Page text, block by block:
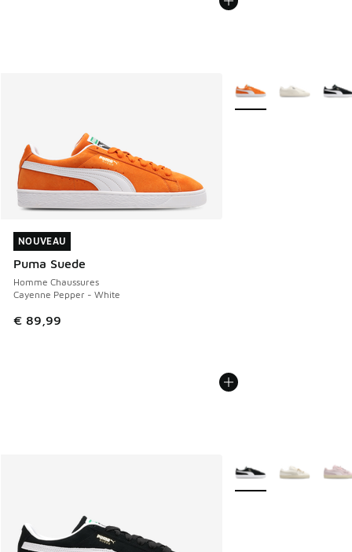
NOUVEAU
Puma Suede
Homme Chaussures
Cayenne Pepper - White
€ 89,99
NOUVEAU
Plus de couleurs
Plus de couleurs